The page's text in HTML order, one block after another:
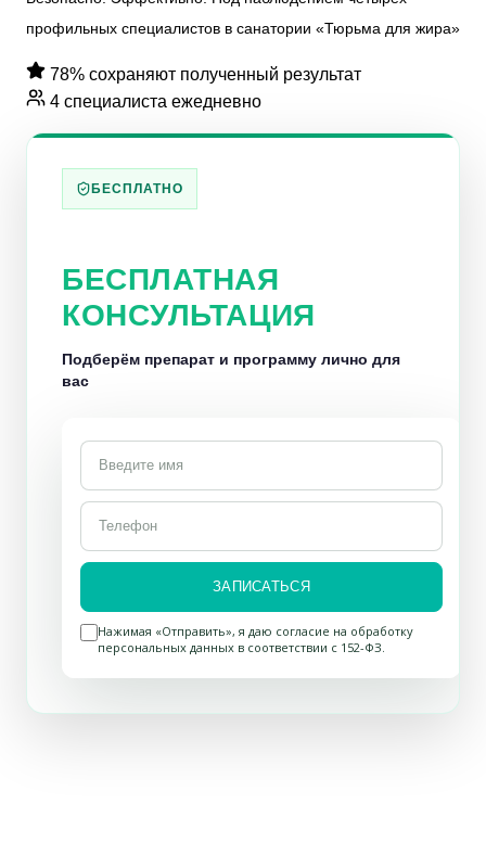
профильных специалистов в санатории «Тюрьма для жира»
78% сохраняют полученный результат
4 специалиста ежедневно
БЕСПЛАТНО
БЕСПЛАТНАЯ
КОНСУЛЬТАЦИЯ
Подберём препарат и программу лично для
вас
ЗАПИСАТЬСЯ
Нажимая «Отправить», я даю согласие на обработку
персональных данных в соответствии с 152-ФЗ.